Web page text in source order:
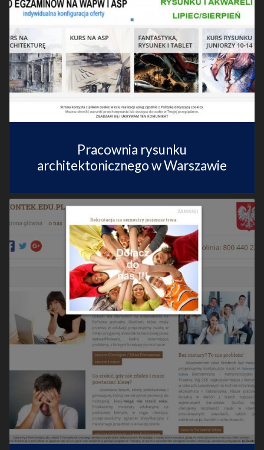
Pracownia rysunku
architektonicznego w Warszawie